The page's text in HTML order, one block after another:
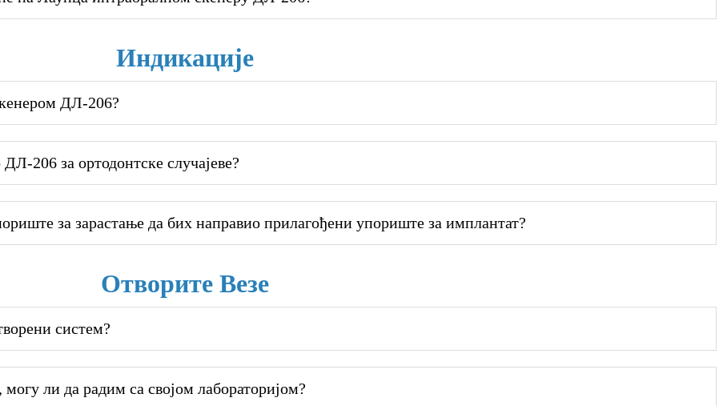
Индикације
ДЛ-206?
206 за ортодонтске случајеве?
за зарастање да бих направио прилагођени упориште за имплантат?
Отворите Везе
систем?
ли да радим са својом лабораторијом?